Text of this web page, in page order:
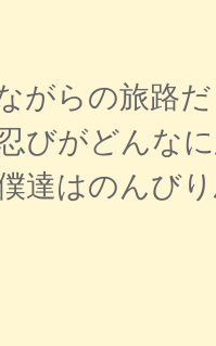
がらの旅路
びがどんな
達はのんび